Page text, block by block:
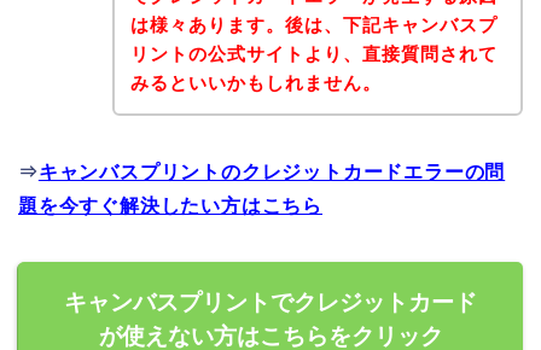
は様々あります。後は、下記キャンバスプ
リントの公式サイトより、直接質問されて
みるといいかもしれません。
⇒キャンバスプリントのクレジットカードエラーの問
題を今すぐ解決したい方はこちら
キャンバスプリントでクレジットカード
が使えない方はこちらをクリック